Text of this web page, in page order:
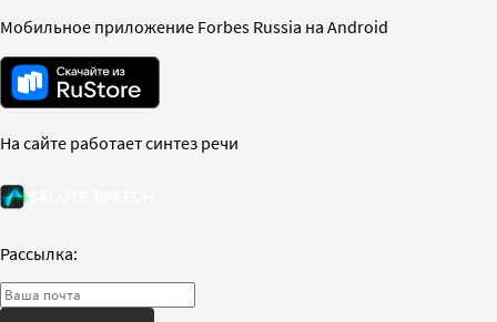
Мобильное приложение Forbes Russia на Android
На сайте работает синтез речи
Рассылка: